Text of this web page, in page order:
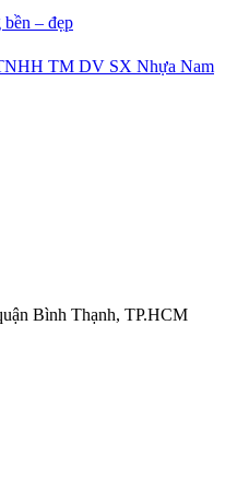
– đẹp
TM DV SX Nhựa Nam
Bình Thạnh, TP.HCM